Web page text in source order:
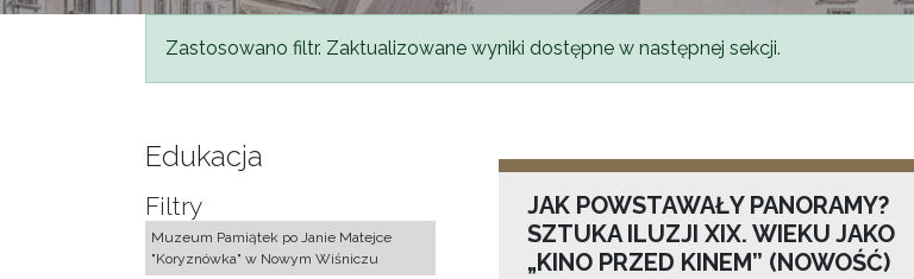
Komunikat
Zastosowano filtr. Zaktualizowane wyniki dostępne w następnej sekcji.
Edukacja
Filtry
Muzeum Pamiątek po Janie Matejce
"Koryznówka" w Nowym Wiśniczu
JAK POWSTAWAŁY PANORAMY?
SZTUKA ILUZJI XIX. WIEKU JAKO
„KINO PRZED KINEM” (NOWOŚĆ)